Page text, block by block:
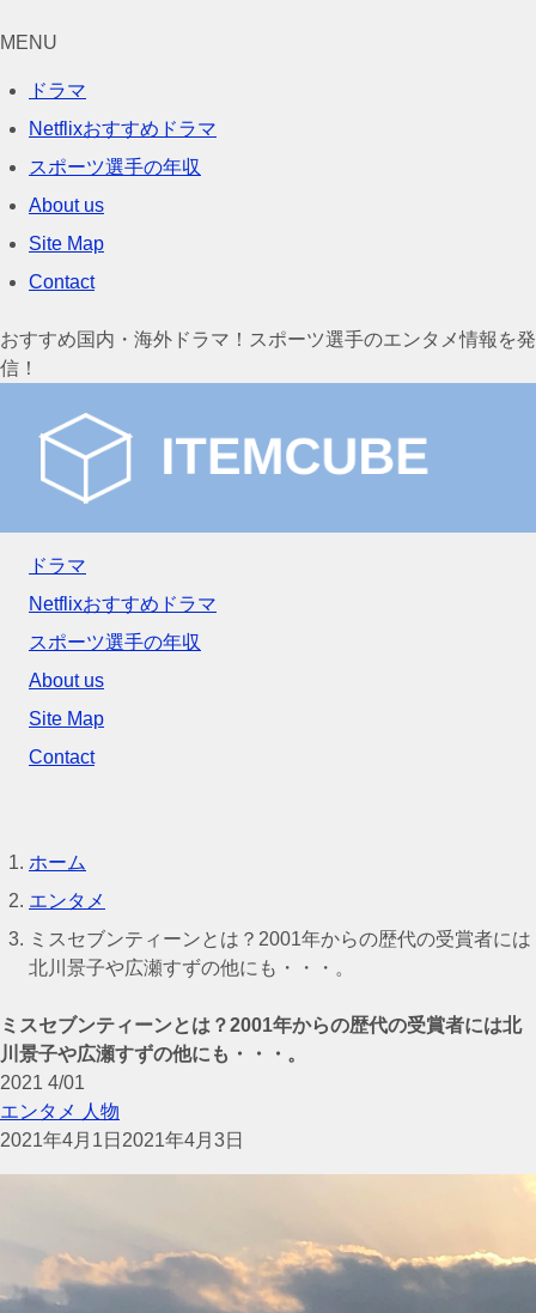
MENU
ドラマ
Netflixおすすめドラマ
スポーツ選手の年収
About us
Site Map
Contact
おすすめ国内・海外ドラマ！スポーツ選手のエンタメ情報を発
信！
ドラマ
Netflixおすすめドラマ
スポーツ選手の年収
About us
Site Map
Contact
ホーム
エンタメ
ミスセブンティーンとは？2001年からの歴代の受賞者には
北川景子や広瀬すずの他にも・・・。
ミスセブンティーンとは？2001年からの歴代の受賞者には北
川景子や広瀬すずの他にも・・・。
2021 4/01
エンタメ 人物
2021年4月1日 2021年4月3日